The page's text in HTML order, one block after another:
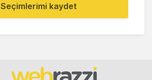
Seçimlerimi kaydet